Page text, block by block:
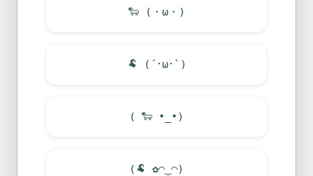
🐑(・ω・)
🐏 (´･ω･`)
( 🐑 •_•)
( 🐏 ✿◠‿◠)